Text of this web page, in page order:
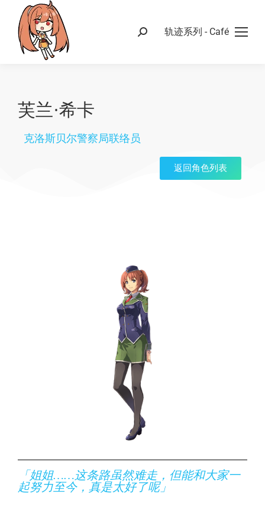
轨迹系列 - Café
芙兰·希卡
克洛斯贝尔警察局联络员
返回角色列表
「姐姐……这条路虽然难走，但能和大家一
起努力至今，真是太好了呢」